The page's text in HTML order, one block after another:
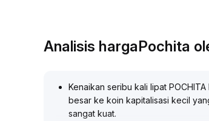
Analisis hargaPochita
Kenaikan seribu kali lipat
besar ke koin kapitalisasi kecil
sangat kuat.